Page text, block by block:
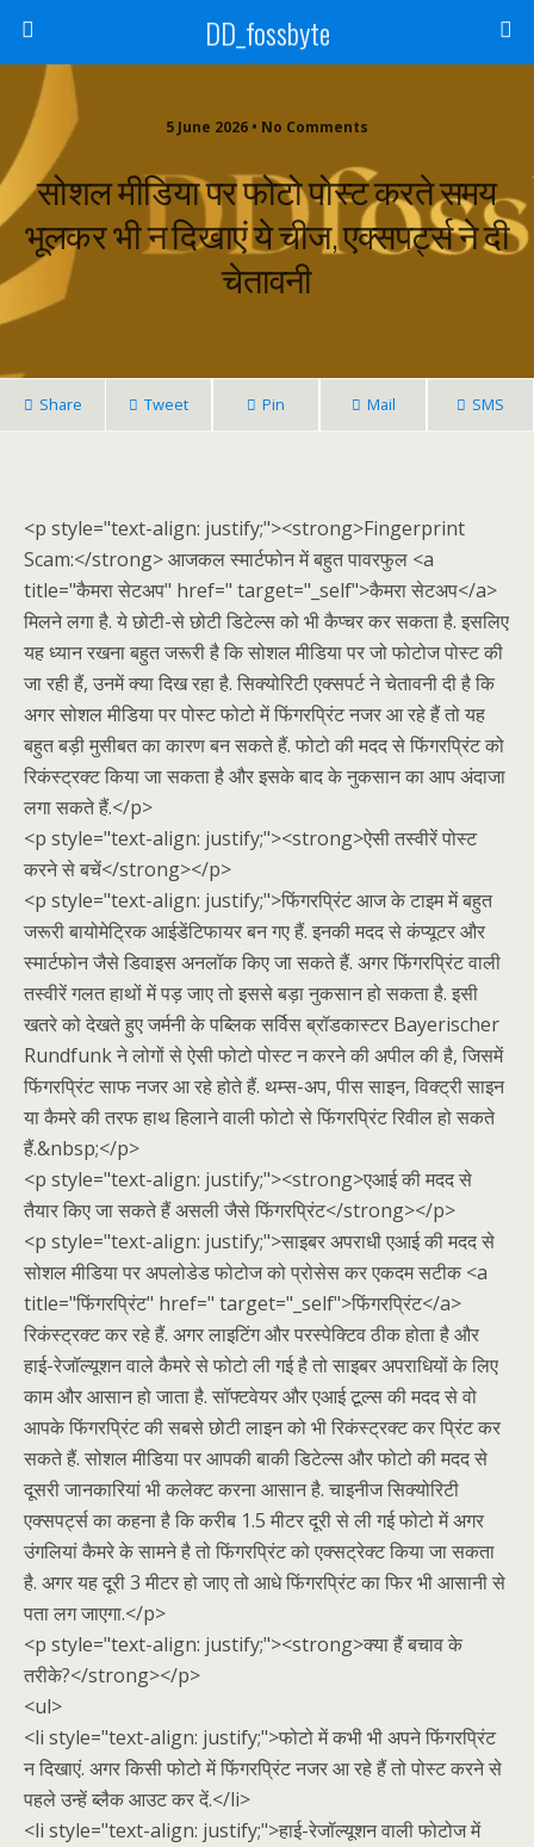
DD_fossbyte
5 June 2026 • No Comments
सोशल मीडिया पर फोटो पोस्ट करते समय
भूलकर भी न दिखाएं ये चीज, एक्सपर्ट्स ने दी
चेतावनी
Share Tweet Pin Mail SMS
<p style="text-align: justify;"><strong>Fingerprint
Scam:</strong> आजकल स्मार्टफोन में बहुत पावरफुल <a
title="कैमरा सेटअप" href=" target="_self">कैमरा सेटअप</a>
मिलने लगा है. ये छोटी-से छोटी डिटेल्स को भी कैप्चर कर सकता है. इसलिए
यह ध्यान रखना बहुत जरूरी है कि सोशल मीडिया पर जो फोटोज पोस्ट की
जा रही हैं, उनमें क्या दिख रहा है. सिक्योरिटी एक्सपर्ट ने चेतावनी दी है कि
अगर सोशल मीडिया पर पोस्ट फोटो में फिंगरप्रिंट नजर आ रहे हैं तो यह
बहुत बड़ी मुसीबत का कारण बन सकते हैं. फोटो की मदद से फिंगरप्रिंट को
रिकंस्ट्रक्ट किया जा सकता है और इसके बाद के नुकसान का आप अंदाजा
लगा सकते हैं.</p>
<p style="text-align: justify;"><strong>ऐसी तस्वीरें पोस्ट
करने से बचें</strong></p>
<p style="text-align: justify;">फिंगरप्रिंट आज के टाइम में बहुत
जरूरी बायोमेट्रिक आईडेंटिफायर बन गए हैं. इनकी मदद से कंप्यूटर और
स्मार्टफोन जैसे डिवाइस अनलॉक किए जा सकते हैं. अगर फिंगरप्रिंट वाली
तस्वीरें गलत हाथों में पड़ जाए तो इससे बड़ा नुकसान हो सकता है. इसी
खतरे को देखते हुए जर्मनी के पब्लिक सर्विस ब्रॉडकास्टर Bayerischer
Rundfunk ने लोगों से ऐसी फोटो पोस्ट न करने की अपील की है, जिसमें
फिंगरप्रिंट साफ नजर आ रहे होते हैं. थम्स-अप, पीस साइन, विक्ट्री साइन
या कैमरे की तरफ हाथ हिलाने वाली फोटो से फिंगरप्रिंट रिवील हो सकते
हैं.&nbsp;</p>
<p style="text-align: justify;"><strong>एआई की मदद से
तैयार किए जा सकते हैं असली जैसे फिंगरप्रिंट</strong></p>
<p style="text-align: justify;">साइबर अपराधी एआई की मदद से
सोशल मीडिया पर अपलोडेड फोटोज को प्रोसेस कर एकदम सटीक <a
title="फिंगरप्रिंट" href=" target="_self">फिंगरप्रिंट</a>
रिकंस्ट्रक्ट कर रहे हैं. अगर लाइटिंग और परस्पेक्टिव ठीक होता है और
हाई-रेजॉल्यूशन वाले कैमरे से फोटो ली गई है तो साइबर अपराधियों के लिए
काम और आसान हो जाता है. सॉफ्टवेयर और एआई टूल्स की मदद से वो
आपके फिंगरप्रिंट की सबसे छोटी लाइन को भी रिकंस्ट्रक्ट कर प्रिंट कर
सकते हैं. सोशल मीडिया पर आपकी बाकी डिटेल्स और फोटो की मदद से
दूसरी जानकारियां भी कलेक्ट करना आसान है. चाइनीज सिक्योरिटी
एक्सपर्ट्स का कहना है कि करीब 1.5 मीटर दूरी से ली गई फोटो में अगर
उंगलियां कैमरे के सामने है तो फिंगरप्रिंट को एक्सट्रेक्ट किया जा सकता
है. अगर यह दूरी 3 मीटर हो जाए तो आधे फिंगरप्रिंट का फिर भी आसानी से
पता लग जाएगा.</p>
<p style="text-align: justify;"><strong>क्या हैं बचाव के
तरीके?</strong></p>
<ul>
<li style="text-align: justify;">फोटो में कभी भी अपने फिंगरप्रिंट
न दिखाएं. अगर किसी फोटो में फिंगरप्रिंट नजर आ रहे हैं तो पोस्ट करने से
पहले उन्हें ब्लैक आउट कर दें.</li>
<li style="text-align: justify;">हाई-रेजॉल्यूशन वाली फोटोज में